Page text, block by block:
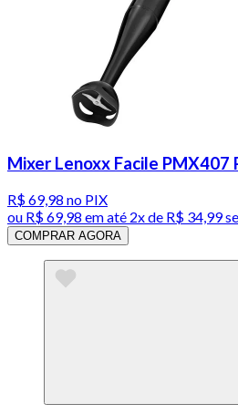
Mixer Lenoxx Facile PMX407
R$ 69,98 no PIX
ou R$ 69,98 em até 2x de R$ 34,99
COMPRAR AGORA